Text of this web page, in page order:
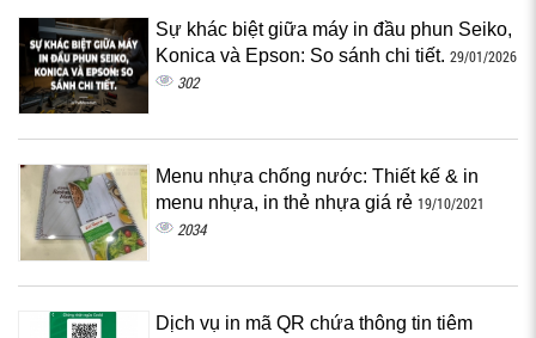
Sự khác biệt giữa máy in đầu phun Seiko,
Konica và Epson: So sánh chi tiết. 29/01/2026
302
Menu nhựa chống nước: Thiết kế & in
menu nhựa, in thẻ nhựa giá rẻ 19/10/2021
2034
Dịch vụ in mã QR chứa thông tin tiêm